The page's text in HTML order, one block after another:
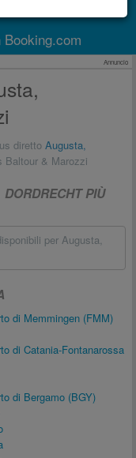
Annuncio
diretto Augusta,
Baltour & Marozzi
PIÙ
per Augusta,
di Memmingen (FMM)
di Catania-Fontanarossa
di Bergamo (BGY)